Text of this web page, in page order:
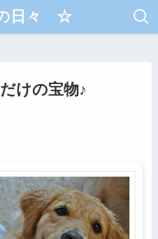
日々 ☆
けの宝物♪